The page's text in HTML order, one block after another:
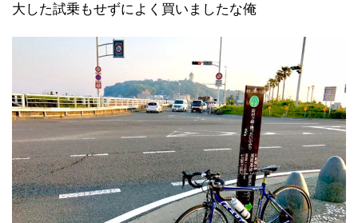
大した試乗もせずによく買いましたな俺